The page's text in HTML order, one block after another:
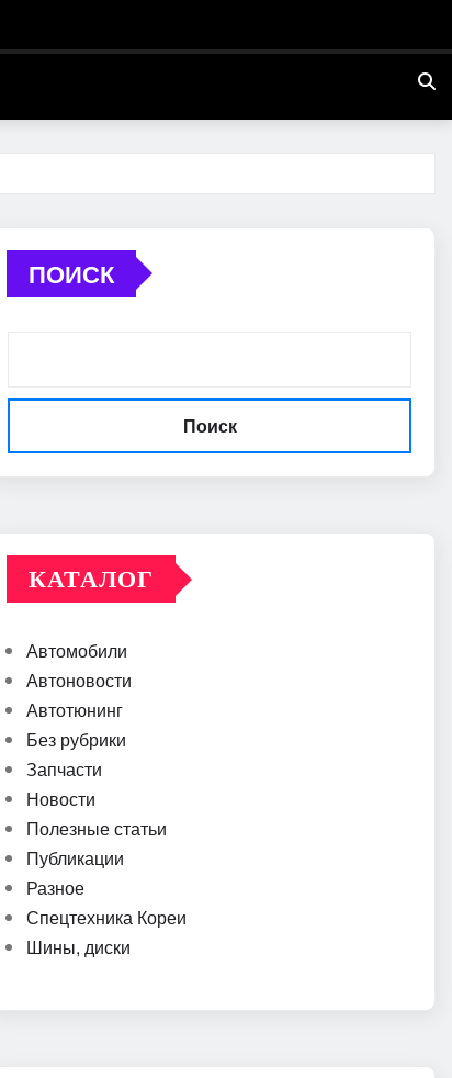
ПОИСК
Поиск
КАТАЛОГ
Автомобили
Автоновости
Автотюнинг
Без рубрики
Запчасти
Новости
Полезные статьи
Публикации
Разное
Спецтехника Кореи
Шины, диски